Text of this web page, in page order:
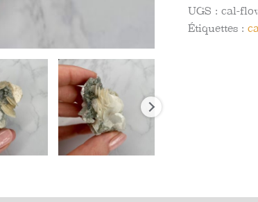
de
calcite
UGS : cal-
Étiquettes :